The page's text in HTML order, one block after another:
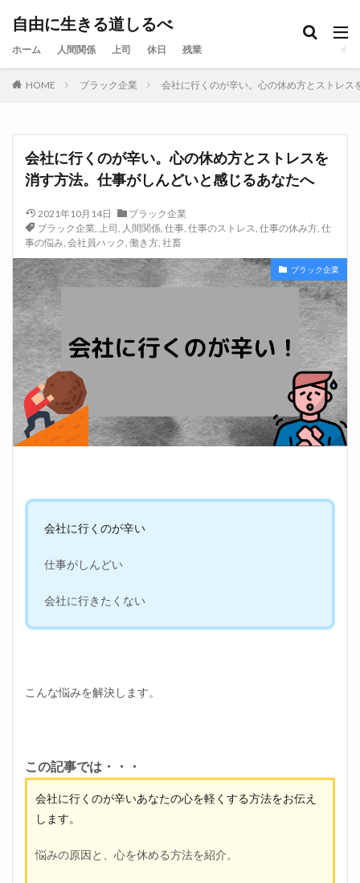
自由に生きる道しるべ
ホーム 人間関係 上司 休日 残業
HOME ブラック企業 会社に行くのが辛い。心の休め方とストレ
会社に行くのが辛い。心の休め方とストレスを
消す方法。仕事がしんどいと感じるあなたへ
2021年10月14日
ブラック企業
ブラック企業, 上司, 人間関係, 仕事, 仕事のストレス, 仕事の休み方, 仕
事の悩み, 会社員ハック, 働き方, 社畜
ブラック企業
会社に行くのが辛い
仕事がしんどい
会社に行きたくない
こんな悩みを解決します。
この記事では・・・
会社に行くのが辛いあなたの心を軽くする方法をお伝え
します。
悩みの原因と、心を休める方法を紹介。